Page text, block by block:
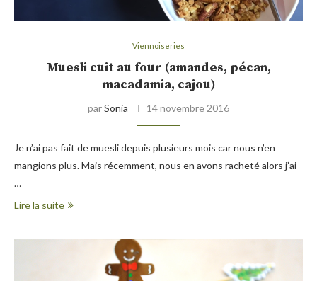
Viennoiseries
Muesli cuit au four (amandes, pécan,
macadamia, cajou)
parSonia 14 novembre 2016
Je n’ai pas fait de muesli depuis plusieurs mois car nous n’en
mangions plus. Mais récemment, nous en avons racheté alors j’ai
…
Lire la suite